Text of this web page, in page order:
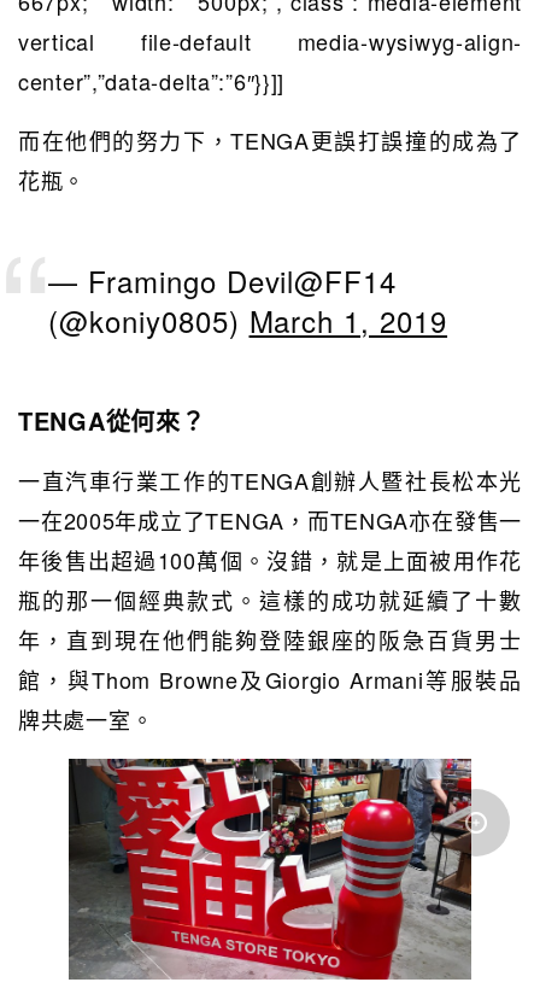
vertical file-default media-wysiwyg-align-
center”,”data-delta”:”6″}}]]
而在他們的努力下，TENGA更誤打誤撞的成為了
花瓶。
— Framingo Devil@FF14
(@koniy0805) March 1, 2019
TENGA從何來？
一直汽車行業工作的TENGA創辦人暨社長松本光
一在2005年成立了TENGA，而TENGA亦在發售一
年後售出超過100萬個。沒錯，就是上面被用作花
瓶的那一個經典款式。這樣的成功就延續了十數
年，直到現在他們能夠登陸銀座的阪急百貨男士
館，與Thom Browne及Giorgio Armani等服裝品
牌共處一室。